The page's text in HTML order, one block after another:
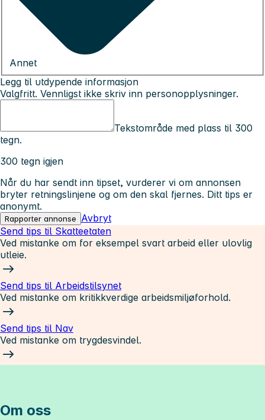
Annet
Legg til utdypende informasjon
Valgfritt. Vennligst ikke skriv inn personopplysninger.
Tekstområde med plass til 300
tegn.
300 tegn igjen
Når du har sendt inn tipset, vurderer vi om annonsen
bryter retningslinjene og om den skal fjernes. Ditt tips er
anonymt.
Rapporter annonse
Avbryt
Send tips til Skatteetaten
Ved mistanke om for eksempel svart arbeid eller ulovlig
utleie.
Send tips til Arbeidstilsynet
Ved mistanke om kritikkverdige arbeidsmiljøforhold.
Send tips til Nav
Ved mistanke om trygdesvindel.
Om oss